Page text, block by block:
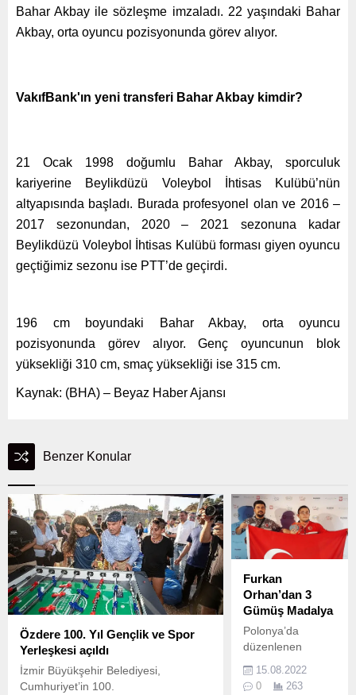
Bahar Akbay ile sözleşme imzaladı. 22 yaşındaki Bahar
Akbay, orta oyuncu pozisyonunda görev alıyor.
VakıfBank'ın yeni transferi Bahar Akbay kimdir?
21 Ocak 1998 doğumlu Bahar Akbay, sporculuk
kariyerine Beylikdüzü Voleybol İhtisas Kulübü’nün
altyapısında başladı. Burada profesyonel olan ve 2016 –
2017 sezonundan, 2020 – 2021 sezonuna kadar
Beylikdüzü Voleybol İhtisas Kulübü forması giyen oyuncu
geçtiğimiz sezonu ise PTT’de geçirdi.
196 cm boyundaki Bahar Akbay, orta oyuncu
pozisyonunda görev alıyor. Genç oyuncunun blok
yüksekliği 310 cm, smaç yüksekliği ise 315 cm.
Kaynak: (BHA) – Beyaz Haber Ajansı
Benzer Konular
Özdere 100. Yıl Gençlik ve Spor
Yerleşkesi açıldı
İzmir Büyükşehir Belediyesi,
Cumhuriyet’in 100.
Furkan
Orhan’dan 3
Gümüş Madalya
Polonya’da
düzenlenen
Avrupa Halter
15.08.2022
0
263